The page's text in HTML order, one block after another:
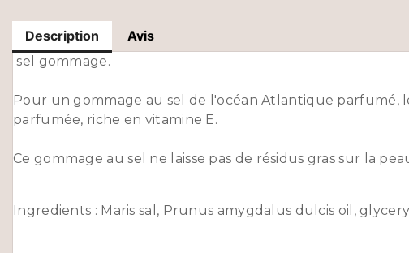
Description Avis
sel gommage.
Pour un gommage au sel de l'océan Atlantique
parfumée, riche en vitamine E.
Ce gommage au sel ne laisse pas de résidus gras sur la
Ingredients : Maris sal, Prunus amygdalus dulcis oil,